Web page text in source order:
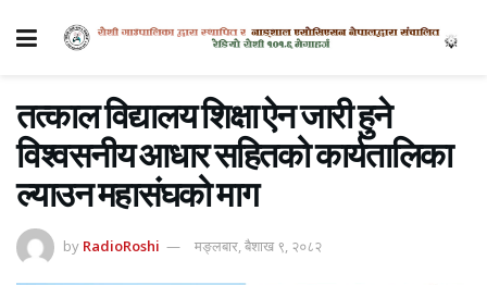
तत्काल विद्यालय शिक्षा ऐन जारी हुने
विश्वसनीय आधार सहितको कार्यतालिका
ल्याउन महासंघको माग
by RadioRoshi मङ्लबार, बैशाख ९, २०८२